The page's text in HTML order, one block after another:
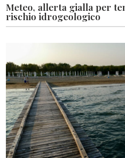
Meteo, allerta gialla per
rischio idrogeologico